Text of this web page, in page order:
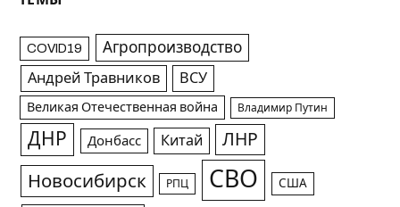
COVID19 Агропроизводство
Андрей Травников ВСУ
Великая Отечественная война Владимир Путин
ДНР Донбасс Китай ЛНР
Новосибирск РПЦ СВО США